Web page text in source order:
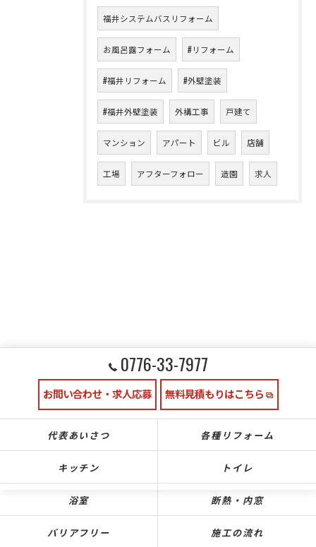
福井システムバスリフォーム
お風呂露フォーム #リフォーム
#福井リフォーム #外壁塗装
#福井外壁塗装 外構工事 戸建て
マンション アパート ビル 店舗
工場 アフターフォロー 造園 求人
0776-33-7977
お問い合わせ・求人応募 無料見積もりはこちら
代表あいさつ 各種リフォーム
キッチン トイレ
浴室 断熱・内窓
バリアフリー 施工の流れ